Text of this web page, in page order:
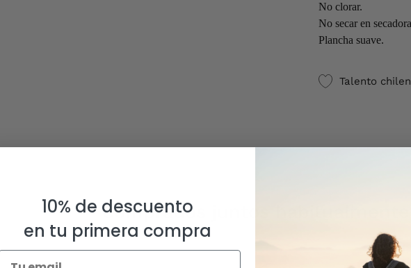
No clorar.
No secar en
Plancha suave.
Talento
Comprados juntos habitualmente
10% de descuento
en tu primera compra